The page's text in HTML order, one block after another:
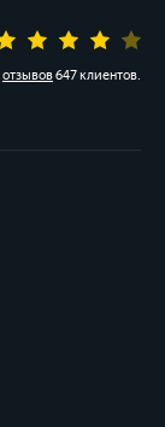
отзывов647 клиентов.